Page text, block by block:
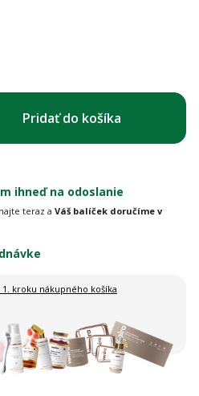
Pridať do košíka
ihneď na odoslanie
teraz a Váš balíček doručíme v
1. kroku nákupného košíka